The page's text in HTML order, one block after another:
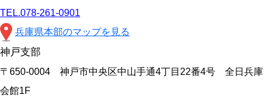
TEL.078-261-0901
兵庫県本部のマップを見る
神戸支部
〒650-0004 神戸市中央区中山手通4丁目22番4号 全日兵庫
会館1F